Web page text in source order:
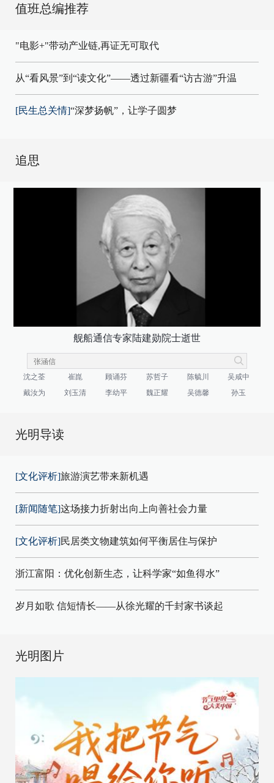
值班总编推荐
"电影+"带动产业链,再证无可取代
从“看风景”到“读文化”——透过新疆看“访古游”升温
[民生总关情]“深梦扬帆”，让学子圆梦
追思
舰船通信专家陆建勋院士逝世
沈之荃 崔崑 顾诵芬 苏哲子 陈毓川
吴咸中
戴汝为
刘玉清 李幼平 魏正耀 吴德馨 孙玉
光明导读
[文化评析]旅游演艺带来新机遇
[新闻随笔]这场接力折射出向上向善社会力量
[文化评析]民居类文物建筑如何平衡居住与保护
浙江富阳：优化创新生态，让科学家“如鱼得水”
岁月如歌 信短情长——从徐光耀的千封家书谈起
光明图片